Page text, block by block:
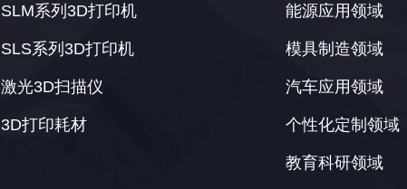
SLM系列3D打印机
SLS系列3D打印机
激光3D扫描仪
3D打印耗材
能源应用领域
模具制造领域
汽车应用领域
个性化定制领域
教育科研领域